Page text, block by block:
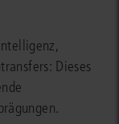
Dieses